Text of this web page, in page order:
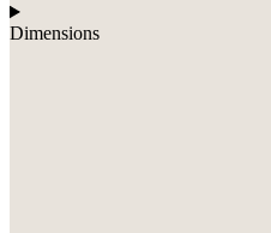
Dimensions